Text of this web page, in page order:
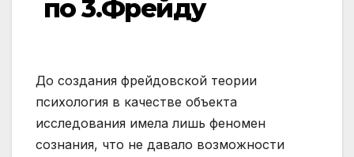
по 3.Фрейду
До создания фрейдовской теории
психология в качестве объекта
исследования имела лишь феномен
сознания, что не давало возможности